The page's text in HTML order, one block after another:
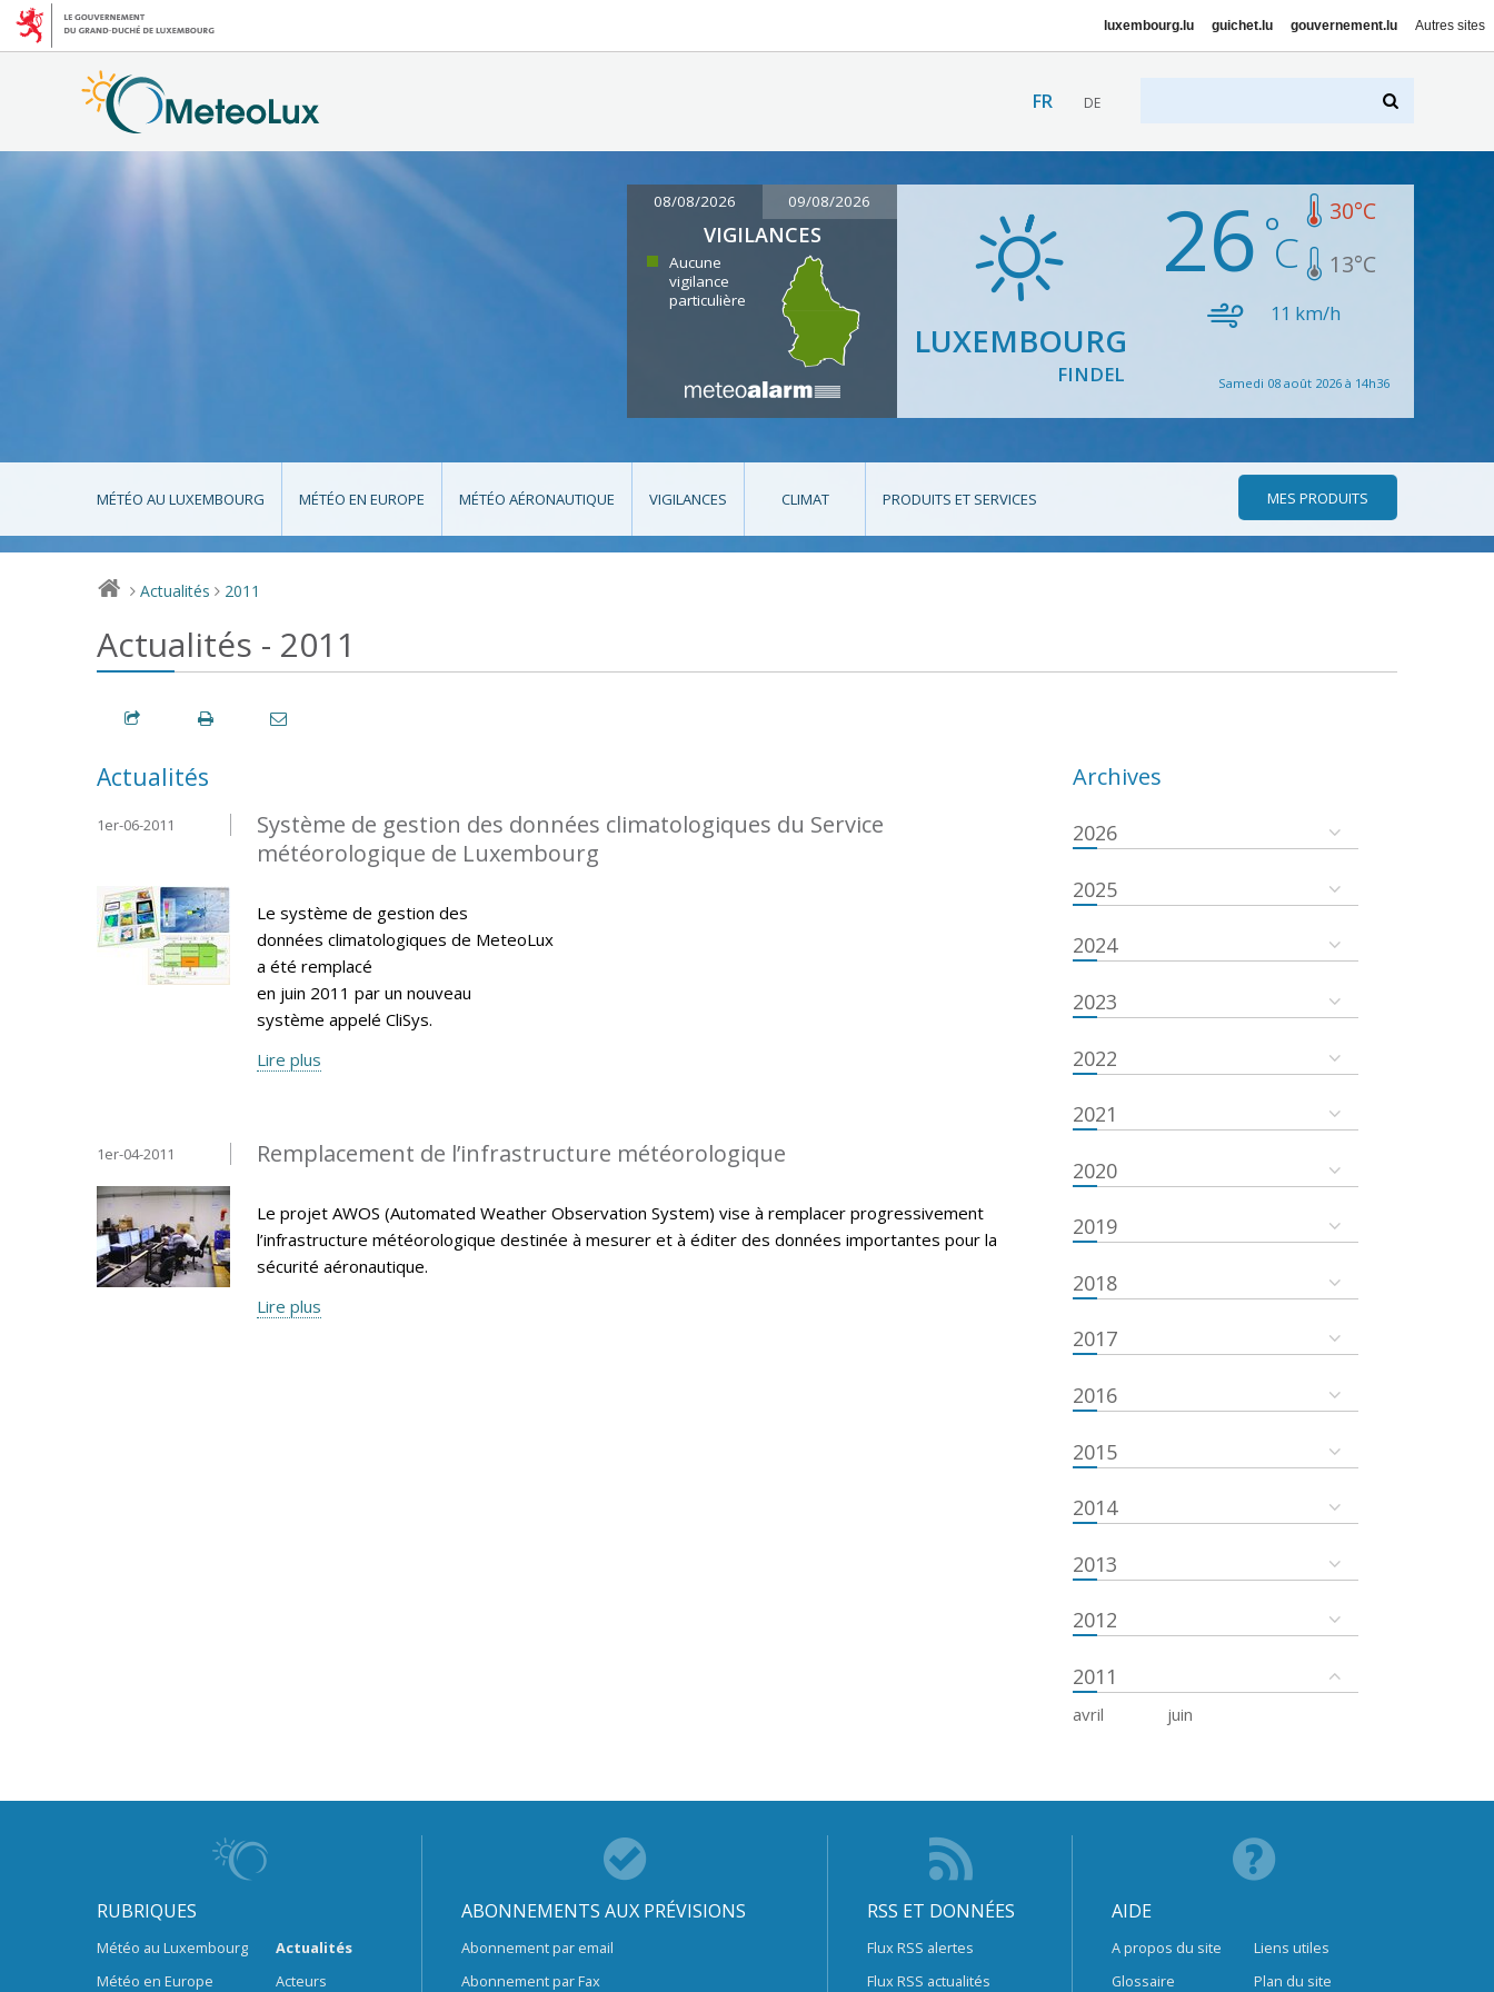
luxembourg.lu guichet.lu gouvernement.lu Autres sites
FR DE
08/08/2026 09/08/2026
VIGILANCES
Aucune
vigilance
particulière
LUXEMBOURG
FINDEL
26 30°C
13°C
11 km/h
Samedi 08 août 2026 à 14h36
MÉTÉO AU LUXEMBOURG MÉTÉO EN EUROPE MÉTÉO AÉRONAUTIQUE VIGILANCES CLIMAT PRODUITS ET SERVICES MES PRODUITS
> Actualités > 2011
Actualités - 2011
Actualités
Système de gestion des données climatologiques du Service
météorologique de Luxembourg
1er-06-2011
Le système de gestion des
données climatologiques de MeteoLux
a été remplacé
en juin 2011 par un nouveau
système appelé CliSys.
Lire plus
Remplacement de l’infrastructure météorologique
1er-04-2011
Le projet AWOS (Automated Weather Observation System) vise à remplacer progressivement
l’infrastructure météorologique destinée à mesurer et à éditer des données importantes pour la
sécurité aéronautique.
Lire plus
Archives
2026
2025
2024
2023
2022
2021
2020
2019
2018
2017
2016
2015
2014
2013
2012
2011
avril juin
RUBRIQUES
Météo au Luxembourg
Météo en Europe
Actualités
Acteurs
ABONNEMENTS AUX PRÉVISIONS
Abonnement par email
Abonnement par Fax
RSS ET DONNÉES
Flux RSS alertes
Flux RSS actualités
AIDE
A propos du site
Glossaire
Liens utiles
Plan du site